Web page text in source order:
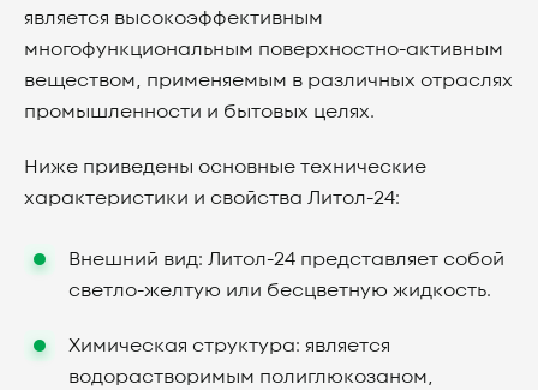
является высокоэффективным
многофункциональным поверхностно-активным
веществом, применяемым в различных отраслях
промышленности и бытовых целях.
Ниже приведены основные технические
характеристики и свойства Литол-24:
Внешний вид: Литол-24 представляет собой
светло-желтую или бесцветную жидкость.
Химическая структура: является
водорастворимым полиглюкозаном,